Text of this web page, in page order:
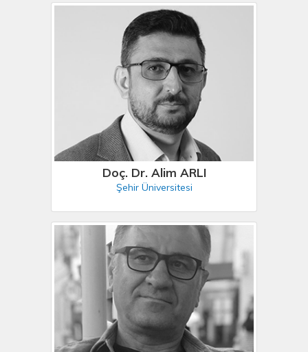
Doç. Dr. Alim ARLI
Şehir Üniversitesi